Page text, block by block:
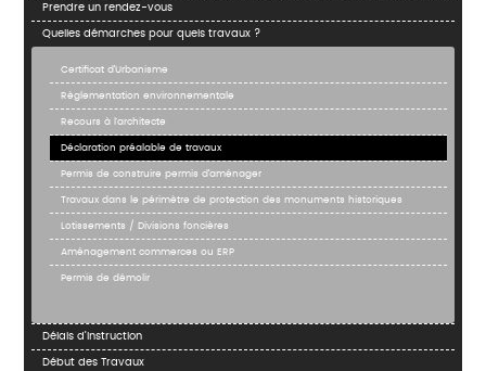
Prendre un rendez-vous
Quelles démarches pour quels travaux ?
Certificat d’Urbanisme
Règlementation environnementale
Recours à l'architecte
Déclaration préalable de travaux
Permis de construire permis d’aménager
Travaux dans le périmètre de protection des monuments historiques
Lotissements / Divisions foncières
Aménagement commerces ou ERP
Permis de démolir
Délais d’instruction
Début des Travaux